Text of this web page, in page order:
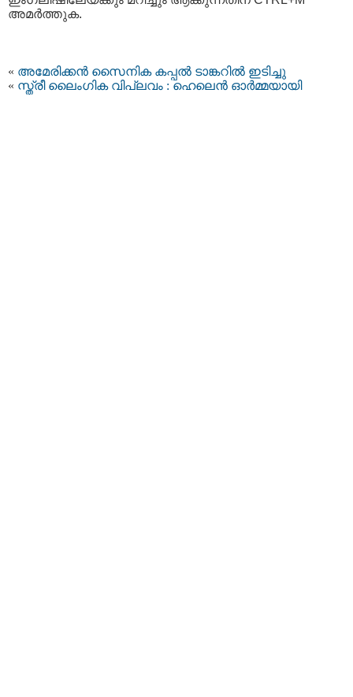
അമര്‍ത്തുക.
« അമേരിക്കൻ സൈനിക കപ്പൽ ടാങ്കറിൽ ഇടിച്ചു
« സ്ത്രീ ലൈംഗിക വിപ്ലവം : ഹെലെൻ ഓർമ്മയായി